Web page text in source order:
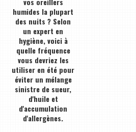
humides la plupart
des nuits ? Selon
un expert en
hygiène, voici à
quelle fréquence
vous devriez les
utiliser en été pour
éviter un mélange
sinistre de sueur,
d'huile et
d'accumulation
d'allergènes.